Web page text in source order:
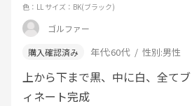
色：LL サイズ：BK(ブラック)
ゴルファー
年代:60代 性別:男性
上から下まで黒、中に白、全て
ィネート完成